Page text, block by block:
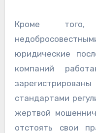
Кроме того,
юридические
компаний
стандартами
жертвой
отстоять свои